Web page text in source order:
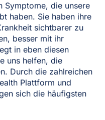
Symptome, die unsere
haben. Sie haben ihre
sichtbarer zu
besser mit ihr
in eben diesen
uns helfen, die
Durch die zahlreichen
Plattform und
sich die häufigsten